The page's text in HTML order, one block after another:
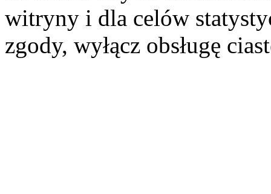
witryny i dla celów
zgody, wyłącz obsługę